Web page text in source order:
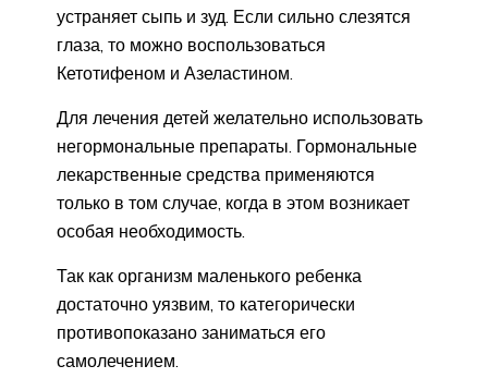
устраняет сыпь и зуд. Если сильно слезятся
глаза, то можно воспользоваться
Кетотифеном и Азеластином.
Для лечения детей желательно использовать
негормональные препараты. Гормональные
лекарственные средства применяются
только в том случае, когда в этом возникает
особая необходимость.
Так как организм маленького ребенка
достаточно уязвим, то категорически
противопоказано заниматься его
самолечением.